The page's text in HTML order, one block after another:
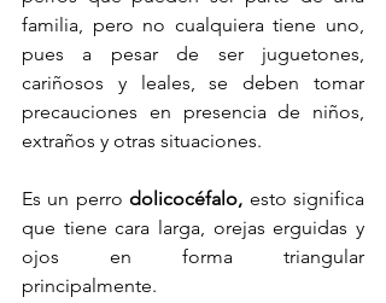
familia, pero no cualquiera tiene uno,
pues a pesar de ser juguetones,
cariñosos y leales, se deben tomar
precauciones en presencia de niños,
extraños y otras situaciones.
Es un perro dolicocéfalo, esto significa
que tiene cara larga, orejas erguidas y
ojos en forma triangular
principalmente.